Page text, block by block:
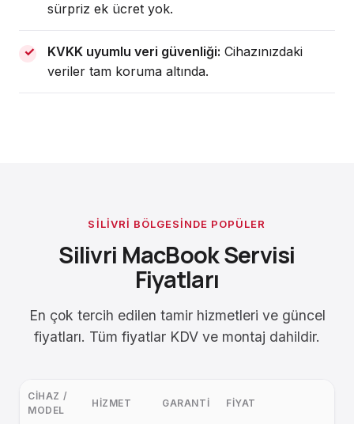
sürpriz ek ücret yok.
KVKK uyumlu veri güvenliği: Cihazınızdaki
veriler tam koruma altında.
SILIVRI BÖLGESINDE POPÜLER
Silivri MacBook Servisi
Fiyatları
En çok tercih edilen tamir hizmetleri ve güncel
fiyatları. Tüm fiyatlar KDV ve montaj dahildir.
CIHAZ /
MODEL
HIZMET GARANTI FIYAT